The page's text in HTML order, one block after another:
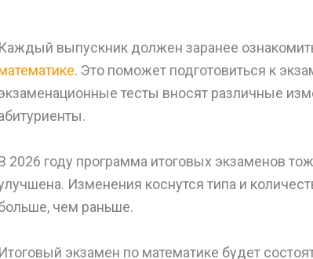
Каждый выпускник должен заранее
. Это поможет подготовиться к
тесты вносят различные
2026 году программа итоговых экзаменов
Изменения коснутся типа и
чем раньше.
Итоговый экзамен по математике будет